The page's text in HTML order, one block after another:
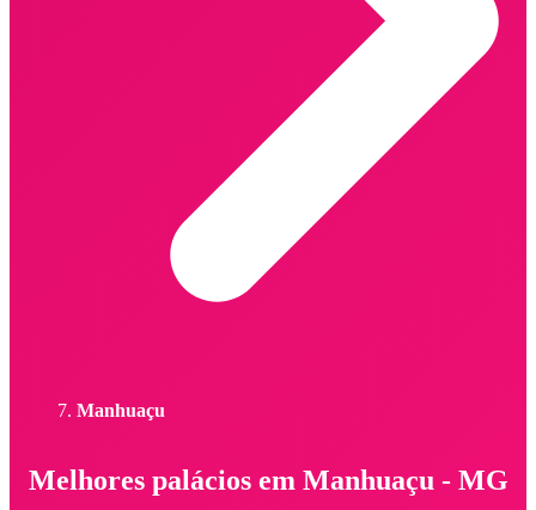
Manhuaçu
Melhores palácios em Manhuaçu - MG